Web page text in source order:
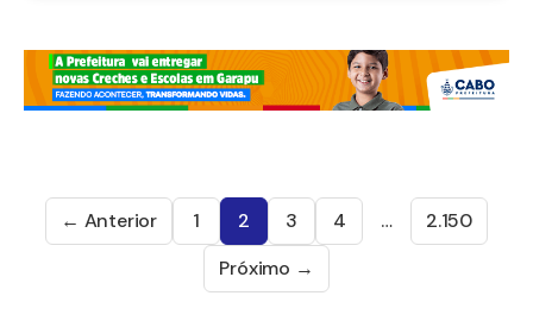
← Anterior 1 2 3 4 …
2.150
Próximo →